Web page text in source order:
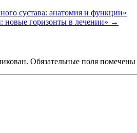
сустава: анатомия и функции»
новые горизонты в лечении» →
Обязательные поля помечены